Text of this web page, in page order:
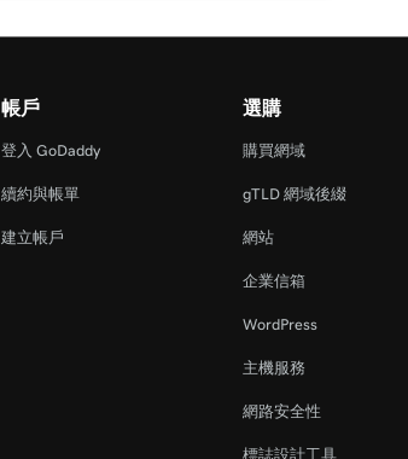
帳戶
登入 GoDaddy
續約與帳單
建立帳戶
選購
購買網域
gTLD 網域後綴
網站
企業信箱
WordPress
主機服務
網路安全性
標誌設計工具